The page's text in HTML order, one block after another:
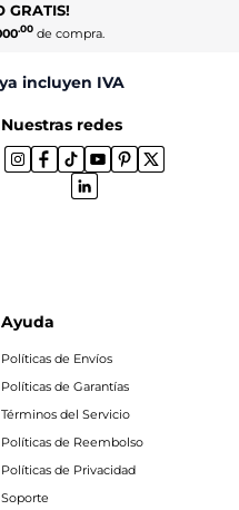
GRATIS!
.00de compra.
incluyen IVA
Nuestras redes
Ayuda
Políticas de Envíos
Políticas de Garantías
Términos del Servicio
Políticas de Reembolso
Políticas de Privacidad
Soporte